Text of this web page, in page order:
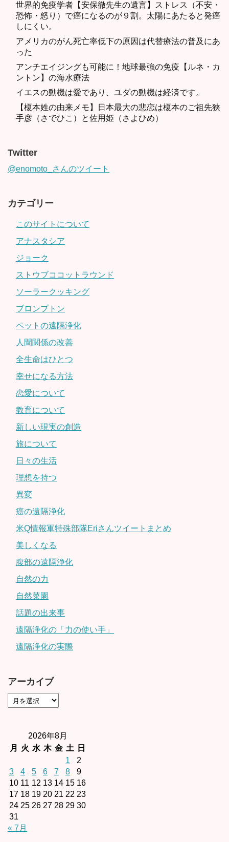
世界的免疫学者【安保徹先生の遺言】ストレス（不安・
恐怖・怒り）で癌になるのが９割。太陽にあたると発癌
しにくい。
アメリカのがん死亡率低下の原因は代替療法の普及にあ
った
アンチエイジングも可能に！地球最強の免疫【ルネ・カ
ントン】の海水療法
イエスの動機は愛であり、ユダの動機は経済です。
【榎本姓の由来メモ】日本最大の悲恋は榎本のご祖先狭
手彦（さでひこ）と佐用姫（さよひめ）
Twitter
@enomoto_さんのツイート
カテゴリー
このサイトについて
アナスタシア
ジョーク
ストウブココットラウンド
ソーラークッキング
ブロンプトン
ペットの遠隔浄化
人間関係の改善
全生命はひとつ
幸せになる方法
恋愛について
教育について
新しい現実の創造
旅について
日々の生活
理想を持つ
異変
癌の遠隔浄化
米Q情報軍特殊部隊Eriさんツイートまとめ
美しくなる
腹部の遠隔浄化
自然の力
自然菜園
話題の出来事
遠隔浄化の「力の使い手」
遠隔浄化の実際
アーカイブ
2026年8月
月
火 水 木 金 土
日
1
2
3
4 5 6 7 8
9
10 11 12 13 14 15 16
17 18 19 20 21 22 23
24 25 26 27 28 29 30
31
« 7月